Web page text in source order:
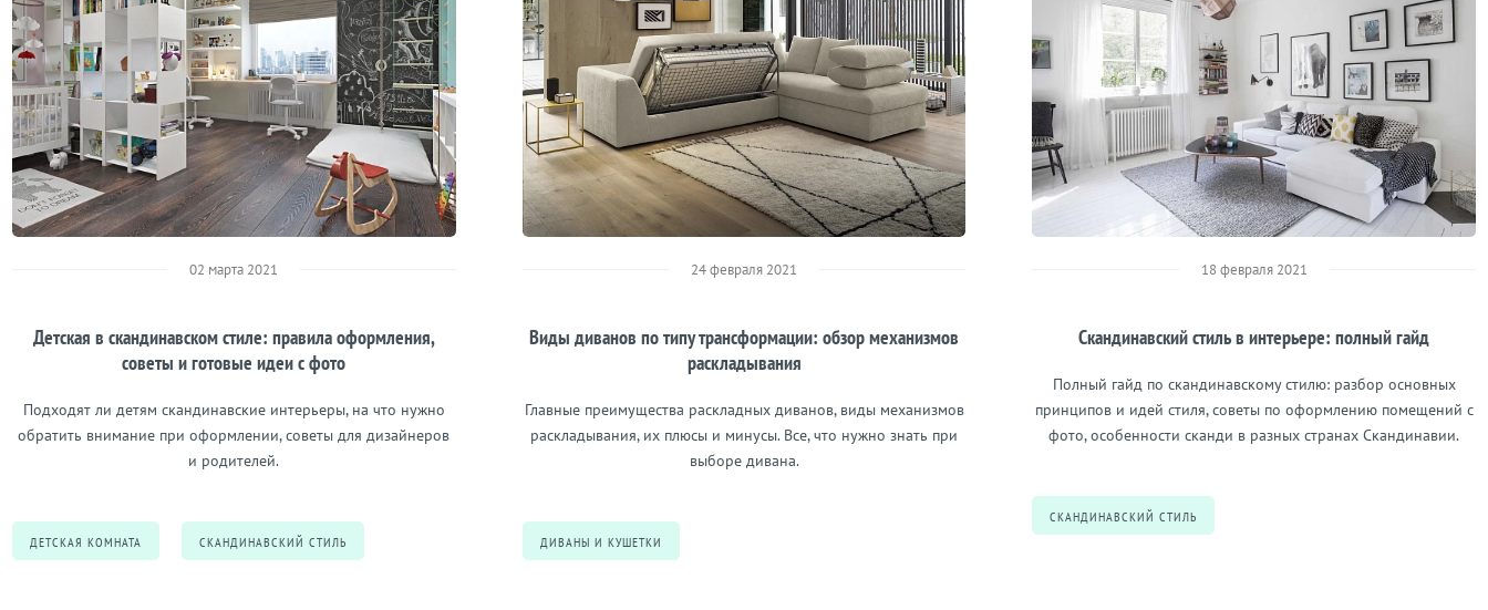
02 марта 2021
Детская в скандинавском стиле: правила оформления,
советы и готовые идеи с фото
Подходят ли детям скандинавские интерьеры, на что нужно
обратить внимание при оформлении, советы для дизайнеров
и родителей.
ДЕТСКАЯ КОМНАТА СКАНДИНАВСКИЙ СТИЛЬ
24 февраля 2021
Виды диванов по типу трансформации: обзор механизмов
раскладывания
Главные преимущества раскладных диванов, виды механизмов
раскладывания, их плюсы и минусы. Все, что нужно знать при
выборе дивана.
ДИВАНЫ И КУШЕТКИ
18 февраля 2021
Скандинавский стиль в интерьере: полный гайд
Полный гайд по скандинавскому стилю: разбор основных
принципов и идей стиля, советы по оформлению помещений с
фото, особенности сканди в разных странах Скандинавии.
СКАНДИНАВСКИЙ СТИЛЬ